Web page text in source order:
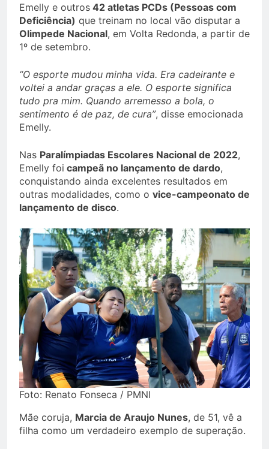
Emelly e outros 42 atletas PCDs (Pessoas com
Deficiência) que treinam no local vão disputar a
Olimpede Nacional, em Volta Redonda, a partir de
1º de setembro.
“O esporte mudou minha vida. Era cadeirante e
voltei a andar graças a ele. O esporte significa
tudo pra mim. Quando arremesso a bola, o
sentimento é de paz, de cura”, disse emocionada
Emelly.
Nas Paralímpiadas Escolares Nacional de 2022,
Emelly foi campeã no lançamento de dardo,
conquistando ainda excelentes resultados em
outras modalidades, como o vice-campeonato de
lançamento de disco.
Foto: Renato Fonseca / PMNI
Mãe coruja, Marcia de Araujo Nunes, de 51, vê a
filha como um verdadeiro exemplo de superação.